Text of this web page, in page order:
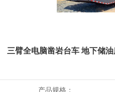
三臂全电脑凿岩台车 地下储
产品规格：